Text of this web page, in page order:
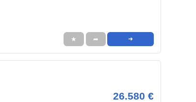
★ ➦ ➜
26.580 €